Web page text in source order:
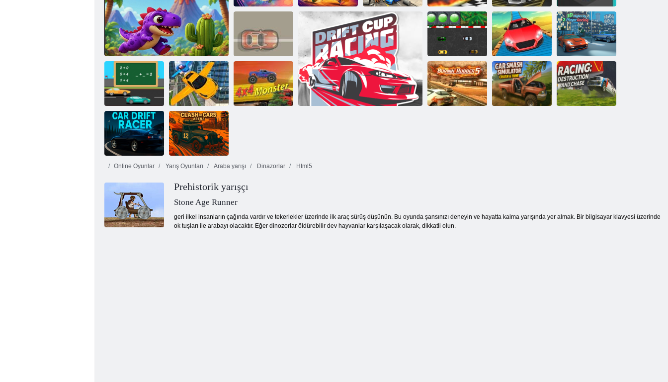
Dino Koşucusu Oyunu
Ejderha
Birleştirme
Ustası 3D
Nibblix
Dinozor Parkı
Jurassic Dino
Dünyası
Drag Race 3D Eğitim Otopark Blok yarışçı
Rakip Rush 2D Araba Yarışı
İmkansız araba
dublörleri 3D
3D Night City 2
Oyuncu Yarışı
Sayı
Kompozisyonu
Uçan araba
simülatörü 3D
Araba Drift
Yarışçısı
Çatışması
Arenası
Online Oyunlar Yarış Oyunları Araba yarışı Dinazorlar Html5
Prehistorik yarışçı
Stone Age Runner
geri ilkel insanların çağında vardır ve tekerlekler üzerinde ilk araç sürüş düşünün. Bu oyunda şansınızı deneyin ve hayatta kalma yarışında yer almak. Bir bilgisayar klavyesi üzerinde
ok tuşları ile arabayı olacaktır. Eğer dinozorlar öldürebilir dev hayvanlar karşılaşacak olarak, dikkatli olun.